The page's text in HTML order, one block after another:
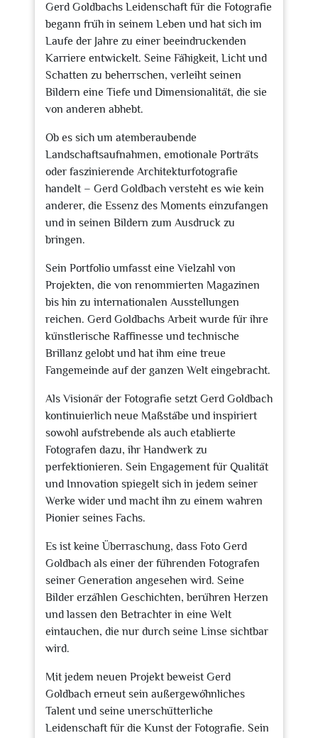
Gerd Goldbachs Leidenschaft für die Fotografie
begann früh in seinem Leben und hat sich im
Laufe der Jahre zu einer beeindruckenden
Karriere entwickelt. Seine Fähigkeit, Licht und
Schatten zu beherrschen, verleiht seinen
Bildern eine Tiefe und Dimensionalität, die sie
von anderen abhebt.
Ob es sich um atemberaubende
Landschaftsaufnahmen, emotionale Porträts
oder faszinierende Architekturfotografie
handelt – Gerd Goldbach versteht es wie kein
anderer, die Essenz des Moments einzufangen
und in seinen Bildern zum Ausdruck zu
bringen.
Sein Portfolio umfasst eine Vielzahl von
Projekten, die von renommierten Magazinen
bis hin zu internationalen Ausstellungen
reichen. Gerd Goldbachs Arbeit wurde für ihre
künstlerische Raffinesse und technische
Brillanz gelobt und hat ihm eine treue
Fangemeinde auf der ganzen Welt eingebracht.
Als Visionär der Fotografie setzt Gerd Goldbach
kontinuierlich neue Maßstäbe und inspiriert
sowohl aufstrebende als auch etablierte
Fotografen dazu, ihr Handwerk zu
perfektionieren. Sein Engagement für Qualität
und Innovation spiegelt sich in jedem seiner
Werke wider und macht ihn zu einem wahren
Pionier seines Fachs.
Es ist keine Überraschung, dass Foto Gerd
Goldbach als einer der führenden Fotografen
seiner Generation angesehen wird. Seine
Bilder erzählen Geschichten, berühren Herzen
und lassen den Betrachter in eine Welt
eintauchen, die nur durch seine Linse sichtbar
wird.
Mit jedem neuen Projekt beweist Gerd
Goldbach erneut sein außergewöhnliches
Talent und seine unerschütterliche
Leidenschaft für die Kunst der Fotografie. Sein